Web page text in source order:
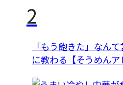
2
「もう飽きた」なん
に教わる【そうめんア